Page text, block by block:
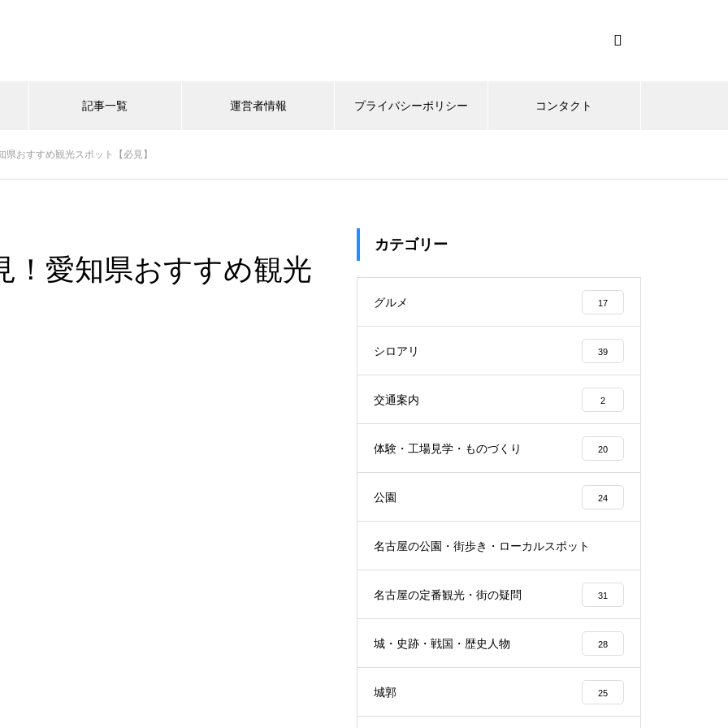
記事一覧 運営者情報 プライバシーポリシー コンタクト
おすすめ観光スポット【必見】
！愛知県おすすめ観光
カテゴリー
グルメ 17
シロアリ 39
交通案内 2
体験・工場見学・ものづくり 20
公園 24
名古屋の公園・街歩き・ローカルスポット
名古屋の定番観光・街の疑問 31
城・史跡・戦国・歴史人物 28
城郭 25